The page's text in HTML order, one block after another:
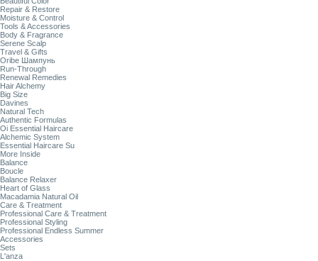
Repair & Restore
Moisture & Control
Tools & Accessories
Body & Fragrance
Serene Scalp
Travel & Gifts
Oribe Шампунь
Run-Through
Renewal Remedies
Hair Alchemy
Big Size
Davines
Natural Tech
Authentic Formulas
Oi Essential Haircare
Alchemic System
Essential Haircare Su
More Inside
Balance
Boucle
Balance Relaxer
Heart of Glass
Macadamia Natural Oil
Care & Treatment
Professional Care & Treatment
Professional Styling
Professional Endless Summer
Accessories
Sets
L'anza